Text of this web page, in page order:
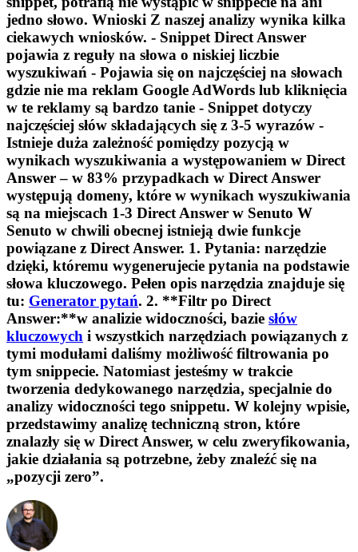
jedno słowo. Wnioski Z naszej analizy wynika kilka
ciekawych wniosków. - Snippet Direct Answer
pojawia z reguły na słowa o niskiej liczbie
wyszukiwań - Pojawia się on najczęściej na słowach
gdzie nie ma reklam Google AdWords lub kliknięcia
w te reklamy są bardzo tanie - Snippet dotyczy
najczęściej słów składających się z 3-5 wyrazów -
Istnieje duża zależność pomiędzy pozycją w
wynikach wyszukiwania a występowaniem w Direct
Answer – w 83% przypadkach w Direct Answer
występują domeny, które w wynikach wyszukiwania
są na miejscach 1-3 Direct Answer w Senuto W
Senuto w chwili obecnej istnieją dwie funkcje
powiązane z Direct Answer. 1. Pytania: narzędzie
dzięki, któremu wygenerujecie pytania na podstawie
słowa kluczowego. Pełen opis narzędzia znajduje się
tu: Generator pytań. 2. **Filtr po Direct
Answer:**w analizie widoczności, bazie słów
kluczowych i wszystkich narzędziach powiązanych z
tymi modułami daliśmy możliwość filtrowania po
tym snippecie. Natomiast jesteśmy w trakcie
tworzenia dedykowanego narzędzia, specjalnie do
analizy widoczności tego snippetu. W kolejny wpisie,
przedstawimy analizę techniczną stron, które
znalazły się w Direct Answer, w celu zweryfikowania,
jakie działania są potrzebne, żeby znaleźć się na
„pozycji zero”.